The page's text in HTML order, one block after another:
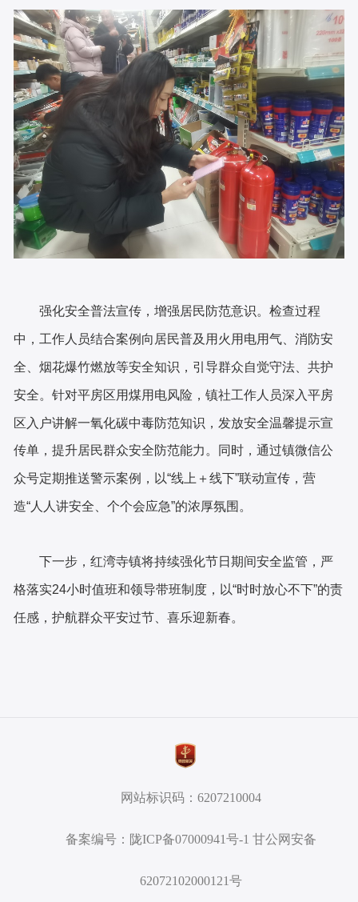
强化安全普法宣传，增强居民防范意识。检查过程
中，工作人员结合案例向居民普及用火用电用气、消防安
全、烟花爆竹燃放等安全知识，引导群众自觉守法、共护
安全。针对平房区用煤用电风险，镇社工作人员深入平房
区入户讲解一氧化碳中毒防范知识，发放安全温馨提示宣
传单，提升居民群众安全防范能力。同时，通过镇微信公
众号定期推送警示案例，以“线上＋线下”联动宣传，营
造“人人讲安全、个个会应急”的浓厚氛围。
下一步，红湾寺镇将持续强化节日期间安全监管，严
格落实24小时值班和领导带班制度，以“时时放心不下”的责
任感，护航群众平安过节、喜乐迎新春。
网站标识码：6207210004
备案编号：陇ICP备07000941号-1 甘公网安备
62072102000121号